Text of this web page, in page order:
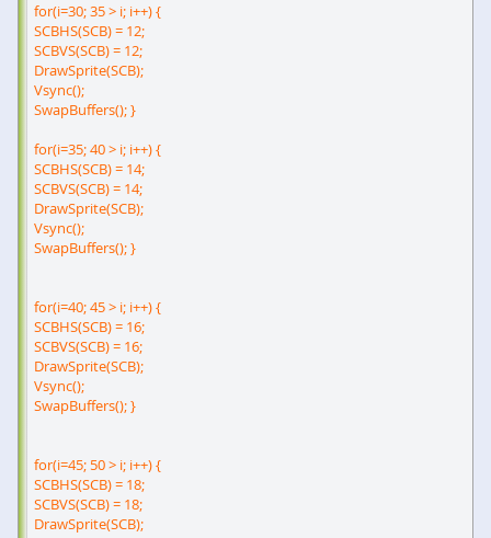
for(i=30; 35 > i; i++) {
SCBHS(SCB) = 12;
SCBVS(SCB) = 12;
DrawSprite(SCB);
Vsync();
SwapBuffers(); }
for(i=35; 40 > i; i++) {
SCBHS(SCB) = 14;
SCBVS(SCB) = 14;
DrawSprite(SCB);
Vsync();
SwapBuffers(); }
for(i=40; 45 > i; i++) {
SCBHS(SCB) = 16;
SCBVS(SCB) = 16;
DrawSprite(SCB);
Vsync();
SwapBuffers(); }
for(i=45; 50 > i; i++) {
SCBHS(SCB) = 18;
SCBVS(SCB) = 18;
DrawSprite(SCB);